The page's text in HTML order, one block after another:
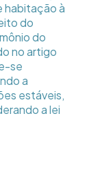
habitação à
do
do
no artigo
se
a
estáveis,
a lei